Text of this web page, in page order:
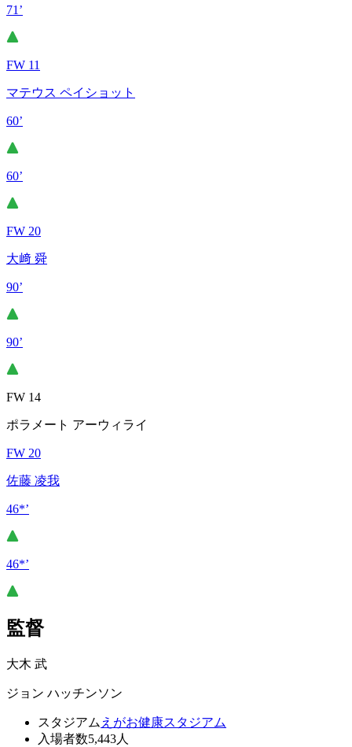
71’
FW 11
マテウス ペイショット
60’
60’
FW 20
大﨑 舜
90’
90’
FW 14
ポラメート アーウィライ
FW 20
佐藤 凌我
46*’
46*’
監督
大木 武
ジョン ハッチンソン
スタジアム えがお健康スタジアム
入場者数5,443人